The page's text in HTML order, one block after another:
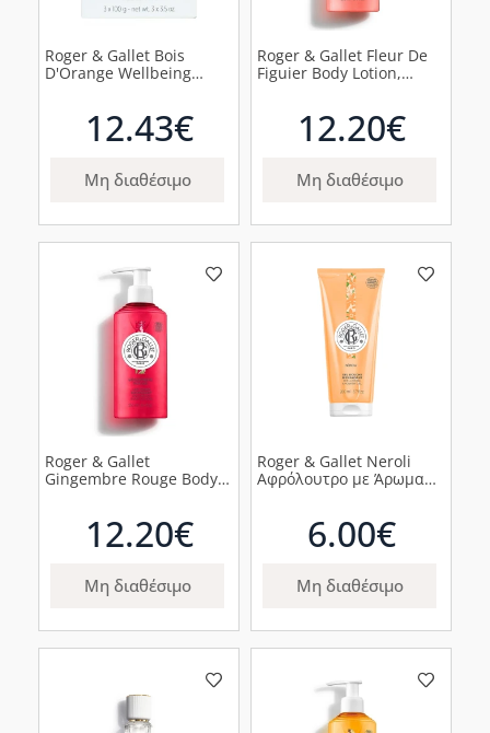
Roger & Gallet Bois
D'Orange Wellbeing
12.43€
Μη διαθέσιμο
Roger & Gallet Fleur De
Figuier Body Lotion,
12.20€
Μη διαθέσιμο
Roger & Gallet
Gingembre Rouge Body
12.20€
Μη διαθέσιμο
Roger & Gallet Neroli
Αφρόλουτρο με Άρωμα
6.00€
Μη διαθέσιμο